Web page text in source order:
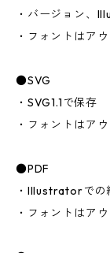
・バージョン、
・フォントはア
●SVG
・SVG1.1で保存
・フォントはア
●PDF
・Illustratorでの
・フォントはア